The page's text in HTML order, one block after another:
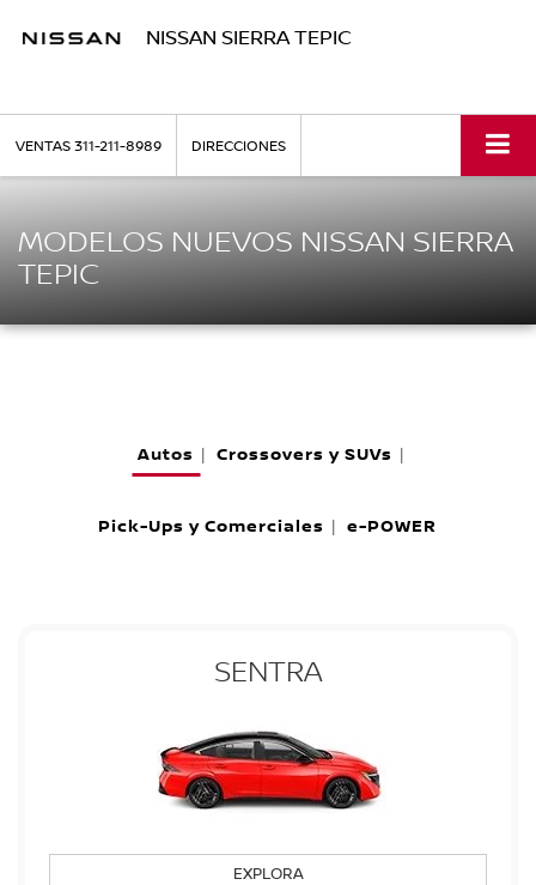
NISSAN SIERRA TEPIC
VENTAS311-211-8989 DIRECCIONES
MODELOS NUEVOS NISSAN SIERRA
TEPIC
Autos | Crossovers y SUVs |
Pick-Ups y Comerciales | e-POWER
SENTRA
EXPLORA